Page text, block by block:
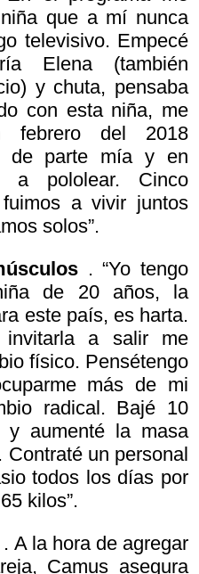
que a mí nunca
televisivo. Empecé
Elena (también
y chuta, pensaba
con esta niña, me
febrero del 2018
de parte mía y en
a pololear. Cinco
a vivir juntos
solos”.
. “Yo tengo
de 20 años, la
este país, es harta.
invitarla a salir me
físico. Pensétengo
más de mi
radical. Bajé 10
aumenté la masa
Contraté un personal
todos los días por
kilos”.
. A la hora de agregar
Camus asegura